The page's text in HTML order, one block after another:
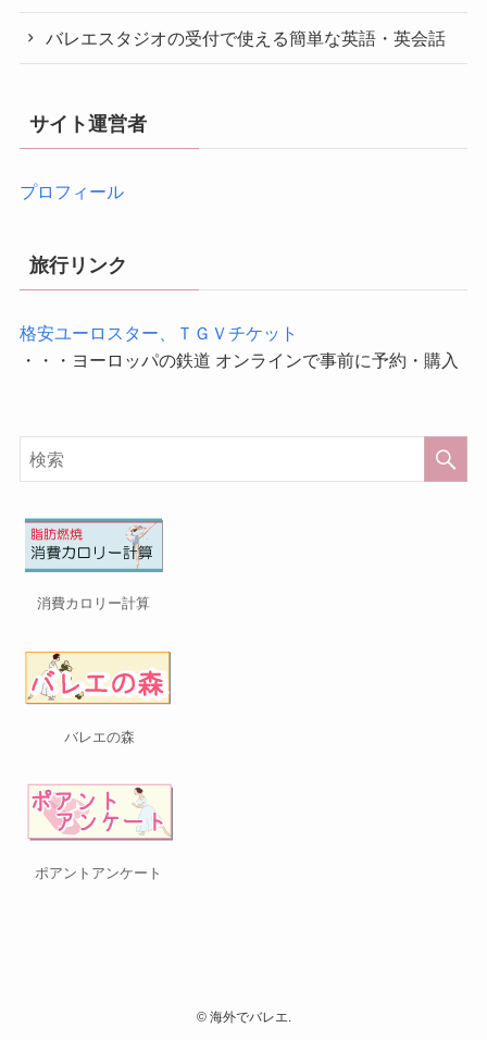
バレエスタジオの受付で使える簡単な英語・英会話
サイト運営者
プロフィール
旅行リンク
格安ユーロスター、ＴＧＶチケット
・・・ヨーロッパの鉄道 オンラインで事前に予約・購入
消費カロリー計算
バレエの森
ポアントアンケート
©海外でバレエ.